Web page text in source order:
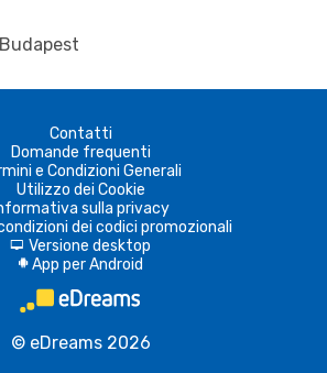
Contatti
Domande frequenti
e Condizioni Generali
Utilizzo dei Cookie
sulla privacy
dei codici promozionali
d Versione desktop
A App per Android
© eDreams 2026